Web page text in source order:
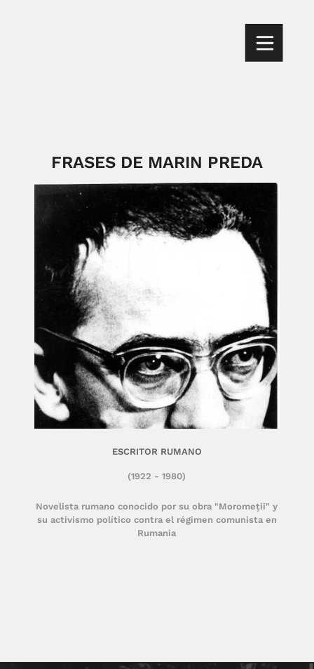
FRASES DE MARIN PREDA
Novelista rumano conocido por su obra "Moromeții" y
su activismo político contra el régimen comunista en
Rumania
(1922 - 1980)
ESCRITOR RUMANO